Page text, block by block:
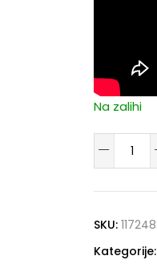
Na zalihi
SKU: 117248
Kategorije: